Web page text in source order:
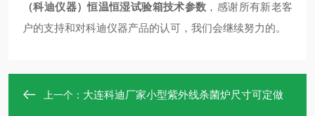
（科迪仪器）恒温恒湿试验箱技术参数 ，感谢所有新老客
户的支持和对科迪仪器产品的认可，我们会继续努力的。
上一个： 大连科迪厂家小型紫外线杀菌炉尺寸可定做